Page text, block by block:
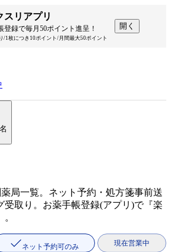
スリアプリ
登録で毎月50ポイント進呈！
/1枚につき10ポイント/月間最大50ポイント
開く
局一覧。ネット予約・処方箋事前送
受取り。お薬手帳登録(アプリ)で『楽
ネット予約可のみ 現在営業中